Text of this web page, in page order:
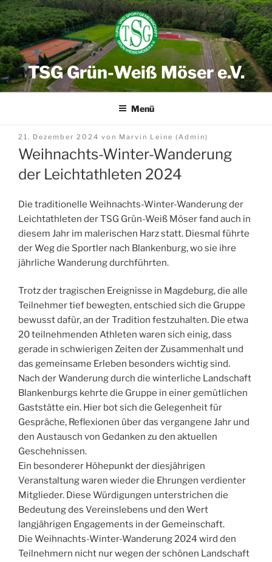
Zum
Inhalt
springen
TSG Grün-Weiß Möser e.V.
Menü
Veröffentlicht
am
21. Dezember 2024 von Marvin Leine (Admin)
Weihnachts-Winter-Wanderung
der Leichtathleten 2024
Die traditionelle Weihnachts-Winter-Wanderung der
Leichtathleten der TSG Grün-Weiß Möser fand auch in
diesem Jahr im malerischen Harz statt. Diesmal führte
der Weg die Sportler nach Blankenburg, wo sie ihre
jährliche Wanderung durchführten.
Trotz der tragischen Ereignisse in Magdeburg, die alle
Teilnehmer tief bewegten, entschied sich die Gruppe
bewusst dafür, an der Tradition festzuhalten. Die etwa
20 teilnehmenden Athleten waren sich einig, dass
gerade in schwierigen Zeiten der Zusammenhalt und
das gemeinsame Erleben besonders wichtig sind.
Nach der Wanderung durch die winterliche Landschaft
Blankenburgs kehrte die Gruppe in einer gemütlichen
Gaststätte ein. Hier bot sich die Gelegenheit für
Gespräche, Reflexionen über das vergangene Jahr und
den Austausch von Gedanken zu den aktuellen
Geschehnissen.
Ein besonderer Höhepunkt der diesjährigen
Veranstaltung waren wieder die Ehrungen verdienter
Mitglieder. Diese Würdigungen unterstrichen die
Bedeutung des Vereinslebens und den Wert
langjährigen Engagements in der Gemeinschaft.
Die Weihnachts-Winter-Wanderung 2024 wird den
Teilnehmern nicht nur wegen der schönen Landschaft